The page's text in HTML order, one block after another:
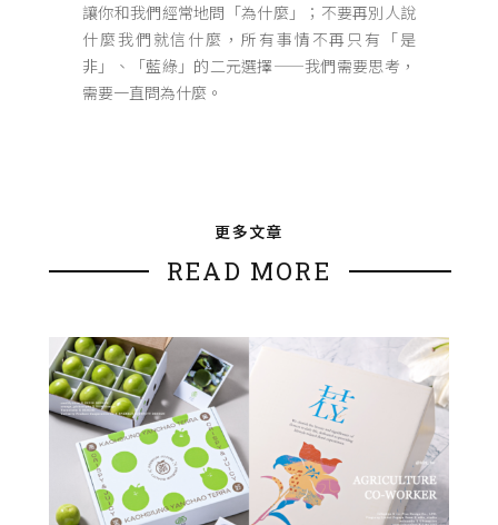
讓你和我們經常地問「為什麼」；不要再別人說
什麼我們就信什麼，所有事情不再只有「是
非」、「藍綠」的二元選擇——我們需要思考，
需要一直問為什麼。
更多文章
READ MORE